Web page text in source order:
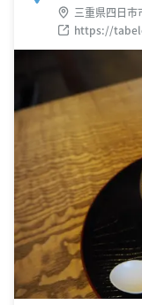
三重県四日市
https://